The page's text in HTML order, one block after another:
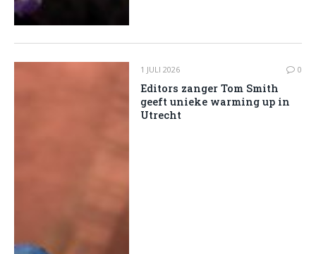
1 JULI 2026 0
Editors zanger Tom Smith
geeft unieke warming up in
Utrecht